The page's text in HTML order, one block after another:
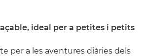
ideal per a petites i petits
per a les aventures diàries dels